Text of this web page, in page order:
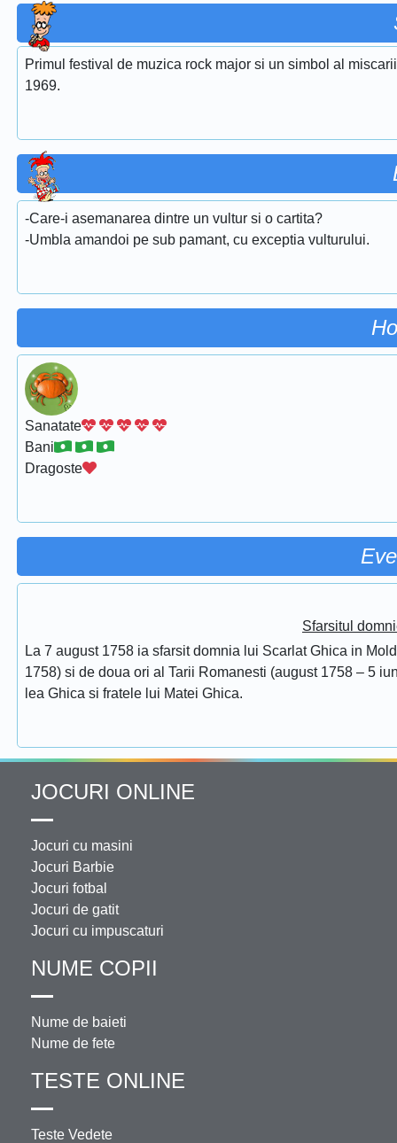
Primul festival de muzica rock major si un simbol al
1969.
-Care-i asemanarea dintre un vultur si o cartita?
-Umbla amandoi pe sub pamant, cu exceptia vulturului.
Sanatate
Bani
Dragoste
Sfarsitul
La 7 august 1758 ia sfarsit domnia lui Scarlat Ghica in
1758) si de doua ori al Tarii Romanesti (august 1758 – 5
lea Ghica si fratele lui Matei Ghica.
JOCURI ONLINE
Jocuri cu masini
Jocuri Barbie
Jocuri fotbal
Jocuri de gatit
Jocuri cu impuscaturi
NUME COPII
Nume de baieti
Nume de fete
TESTE ONLINE
Teste Vedete